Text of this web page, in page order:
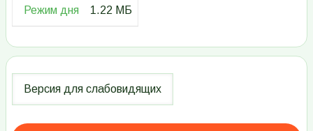
Режим дня 1.22 МБ